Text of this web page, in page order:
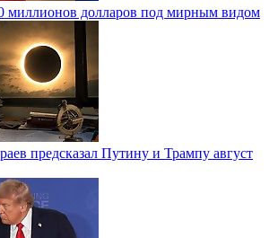
миллионов долларов под мирным видом
предсказал Путину и Трампу август